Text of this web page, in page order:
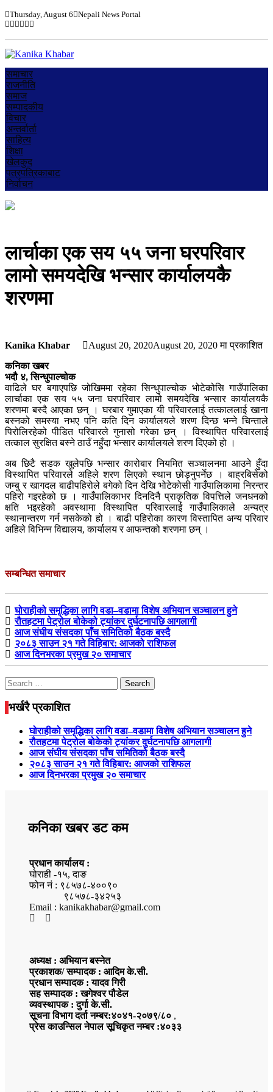
Thursday, August 6 Nepali News Portal
समाचार
राजनीति
समाज
सम्पादकीय
विचार
अन्तर्वार्ता
साहित्य
शिक्षा
खेलकुद
पत्रपत्रिकाबाट
निर्वाचन
लार्चाका एक सय ५५ जना घरपरिवार
लामो समयदेखि भन्सार कार्यालयकै
शरणमा
Kanika Khabar August 20, 2020August 20, 2020मा प्रकाशित
कनिका खबर
भदौ ४, सिन्धुपाल्चोक
वाढिले घर बगाएपछि जोखिममा रहेका सिन्धुपाल्चोक भोटेकोसि गाउँपालिका
लार्चाका एक सय ५५ जना घरपरिवार लामो समयदेखि भन्सार कार्यालयकै
शरणमा बस्दै आएका छन् । घरबार गुमाएका यी परिवारलाई तत्काललाई खाना
बस्नको समस्या नभए पनि कति दिन कार्यालयले शरण दिन्छ भन्ने चिन्ताले
पिरोलिरहेको पीडित परिवारले गुनासो गरेका छन् । विस्थापित परिवारलाई
तत्काल सुरक्षित बस्ने ठाउँ नहुँदा भन्सार कार्यालयले शरण दिएको हो ।
अब छिटै सडक खुलेपछि भन्सार कारोबार नियमित सञ्चालनमा आउने हुँदा
विस्थापित परिवारले अहिले शरण लिएको स्थान छोड्नुपर्नेछ । बाह्रबिसेको
जम्बु र खागदल बाढीपहिरोले बगेको दिन देखि भोटेकोसी गाउँपालिकामा निरन्तर
पहिरो गइरहेको छ । गाउँपालिकाभर दिनदिनै प्राकृतिक विपत्तिले जनधनको
क्षति भइरहेको अवस्थामा विस्थापित परिवारलाई गाउँपालिकाले अन्यत्र
स्थानान्तरण गर्न नसकेको हो । बाढी पहिरोका कारण विस्तापित अन्य परिवार
अहिले विभिन्न विद्यालय, कार्यालय र आफन्तको शरणमा छन् ।
सम्बन्धित समाचार
घोराहीको समृद्धिका लागि वडा–वडामा विशेष अभियान सञ्चालन हुने
रौतहटमा पेट्रोल बोकेको ट्यांकर दुर्घटनापछि आगलागी
आज संघीय संसदका पाँच समितिको बैठक बस्दै
२०८३ साउन २१ गते विहिबार: आजको राशिफल
आज दिनभरका प्रमुख २० समाचार
Search
for:
भर्खरै प्रकाशित
घोराहीको समृद्धिका लागि वडा–वडामा विशेष अभियान सञ्चालन हुने
रौतहटमा पेट्रोल बोकेको ट्यांकर दुर्घटनापछि आगलागी
आज संघीय संसदका पाँच समितिको बैठक बस्दै
२०८३ साउन २१ गते विहिबार: आजको राशिफल
आज दिनभरका प्रमुख २० समाचार
कनिका खबर डट कम
प्रधान कार्यालय :
घोराही -१५, दाङ
फोन नं : ९८५७८-४००९०
९८५७८-३४२५३
Email : kanikakhabar@gmail.com
अध्यक्ष : अभियान बस्नेत
प्रकाशक/ सम्पादक : आदिम के.सी.
प्रधान सम्पादक : यादव गिरी
सह सम्पादक : खगेश्वर पौडेल
व्यवस्थापक : दुर्गा के.सी.
सूचना विभाग दर्ता नम्बर:४०४१-२०७९/८० ,
प्रेस काउन्सिल नेपाल सूचिकृत नम्बर :४०३३